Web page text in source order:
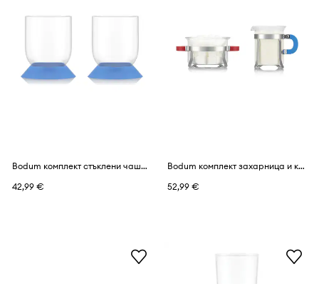
Bodum комплект стъклени чаши от боросиликатно стъкло 0,21 l
42,99 €
Bodum комплект захарница и кана за мляко от боросиликатно стъкло 7 x 10 x 8,2 cm
52,99 €